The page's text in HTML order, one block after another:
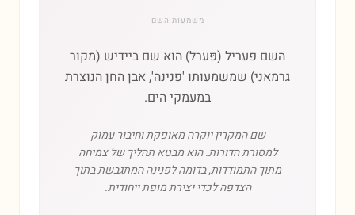
משמעות השם
השם פעריל (פּערל) הוא שם ביידיש (מקור
גרמאני) שמשמעותו 'פנינה', אבן החן הנוצרת
במעמקי הים.
שם המקרין יוקרה מאופקת וחיבור עמוק
למסורת הדורות. הוא מבטא תהליך של צמיחה
מתוך התמודדות, בדומה לפנינה המתגבשת בתוך
הצדפה לכדי יצירת מופת ייחודית.